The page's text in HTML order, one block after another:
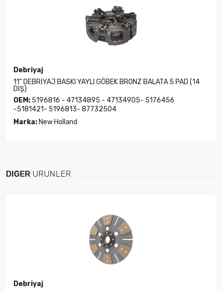
Debriyaj
11" DEBRİYAJ BASKI YAYLI GÖBEK BRONZ BALATA 5 PAD (14
DİŞ)
OEM: 5196816 - 47134895 - 47134905- 5176456
-5181421- 5196813- 87732504
Marka: New Holland
DIĞER ÜRÜNLER
Debriyaj